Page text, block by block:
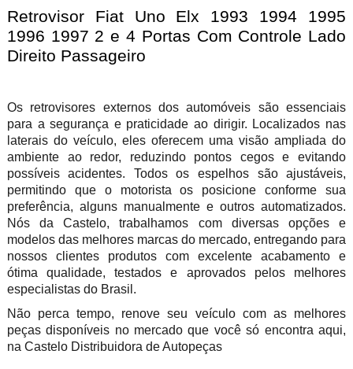
Retrovisor Fiat Uno Elx 1993 1994 1995
1996 1997 2 e 4 Portas Com Controle Lado
Direito Passageiro
Os retrovisores externos dos automóveis são essenciais
para a segurança e praticidade ao dirigir. Localizados nas
laterais do veículo, eles oferecem uma visão ampliada do
ambiente ao redor, reduzindo pontos cegos e evitando
possíveis acidentes. Todos os espelhos são ajustáveis,
permitindo que o motorista os posicione conforme sua
preferência, alguns manualmente e outros automatizados.
Nós da Castelo, trabalhamos com diversas opções e
modelos das melhores marcas do mercado, entregando para
nossos clientes produtos com excelente acabamento e
ótima qualidade, testados e aprovados pelos melhores
especialistas do Brasil.
Não perca tempo, renove seu veículo com as melhores
peças disponíveis no mercado que você só encontra aqui,
na Castelo Distribuidora de Autopeças